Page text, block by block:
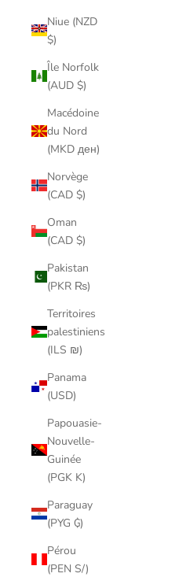
Niue (NZD
$)
Île Norfolk
(AUD $)
Macédoine
du Nord
(MKD ден)
Norvège
(CAD $)
Oman
(CAD $)
Pakistan
(PKR ₨)
Territoires
palestiniens
(ILS ₪)
Panama
(USD)
Papouasie-
Nouvelle-
Guinée
(PGK K)
Paraguay
(PYG ₲)
Pérou
(PEN S/)